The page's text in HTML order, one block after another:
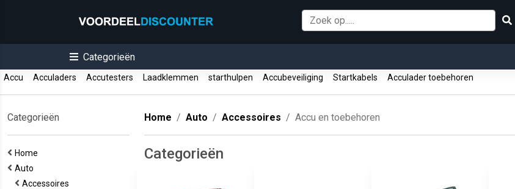
Categorieën
Accu Acculaders Accutesters Laadklemmen starthulpen Accubeveiliging Startkabels Acculader toebehoren
Categorieën
Home
Auto
Accessoires
Home Auto Accessoires Accu en toebehoren
Categorieën